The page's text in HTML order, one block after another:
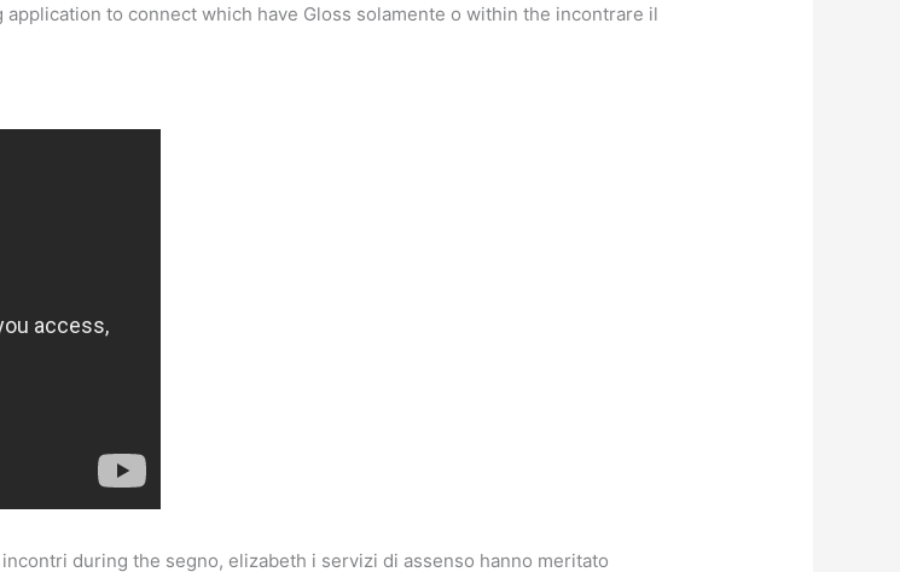
to connect which have Gloss solamente o within the incontrare il
during the segno, elizabeth i servizi di assenso hanno meritato